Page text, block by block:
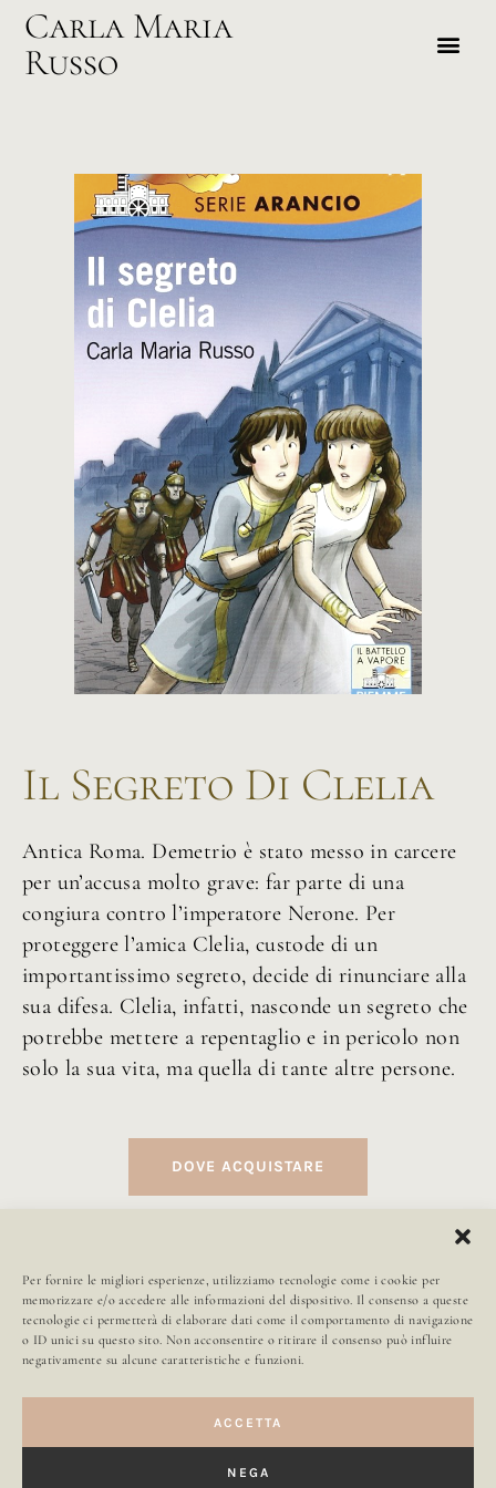
Per fornire le migliori esperienze, utilizziamo tecnologie come i cookie per
memorizzare e/o accedere alle informazioni del dispositivo. Il consenso a queste
tecnologie ci permetterà di elaborare dati come il comportamento di navigazione
o ID unici su questo sito. Non acconsentire o ritirare il consenso può influire
negativamente su alcune caratteristiche e funzioni.
ACCETTA
NEGA
Carla Maria
Russo
Il Segreto Di Clelia
Antica Roma. Demetrio è stato messo in carcere
per un’accusa molto grave: far parte di una
congiura contro l’imperatore Nerone. Per
proteggere l’amica Clelia, custode di un
importantissimo segreto, decide di rinunciare alla
sua difesa. Clelia, infatti, nasconde un segreto che
potrebbe mettere a repentaglio e in pericolo non
solo la sua vita, ma quella di tante altre persone.
DOVE ACQUISTARE
Carla Maria Russo